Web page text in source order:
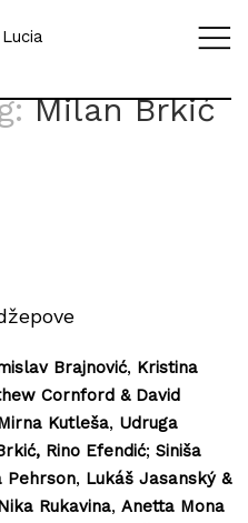
Milan Brkić
Brajnović, Kristina
Cornford & David
Kutleša, Udruga
Rino Efendić; Siniša
Pehrson, Lukáš Jasanský &
Rukavina, Anetta Mona